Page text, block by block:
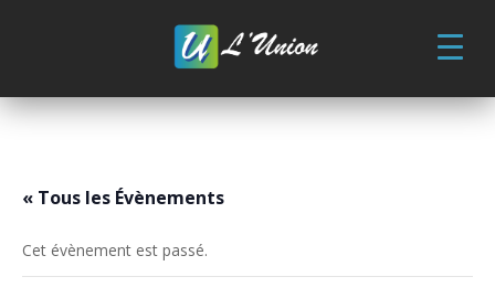
« Tous les Évènements
Cet évènement est passé.